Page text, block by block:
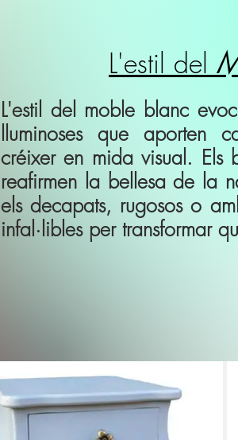
L'estil del
L'estil del moble blanc
lluminoses que aporten
créixer en mida visual. Els
reafirmen la bellesa de la
els decapats, rugosos o
infal·libles per transformar